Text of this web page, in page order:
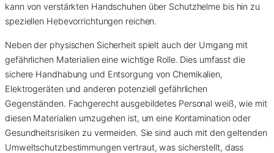
kann von verstärkten Handschuhen über Schutzhelme bis hin zu
speziellen Hebevorrichtungen reichen.
Neben der physischen Sicherheit spielt auch der Umgang mit
gefährlichen Materialien eine wichtige Rolle. Dies umfasst die
sichere Handhabung und Entsorgung von Chemikalien,
Elektrogeräten und anderen potenziell gefährlichen
Gegenständen. Fachgerecht ausgebildetes Personal weiß, wie mit
diesen Materialien umzugehen ist, um eine Kontamination oder
Gesundheitsrisiken zu vermeiden. Sie sind auch mit den geltenden
Umweltschutzbestimmungen vertraut, was sicherstellt, dass